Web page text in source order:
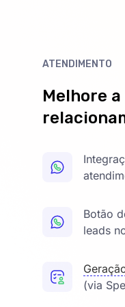
ATENDIMENTO
Melhore
Botão
leads
(via